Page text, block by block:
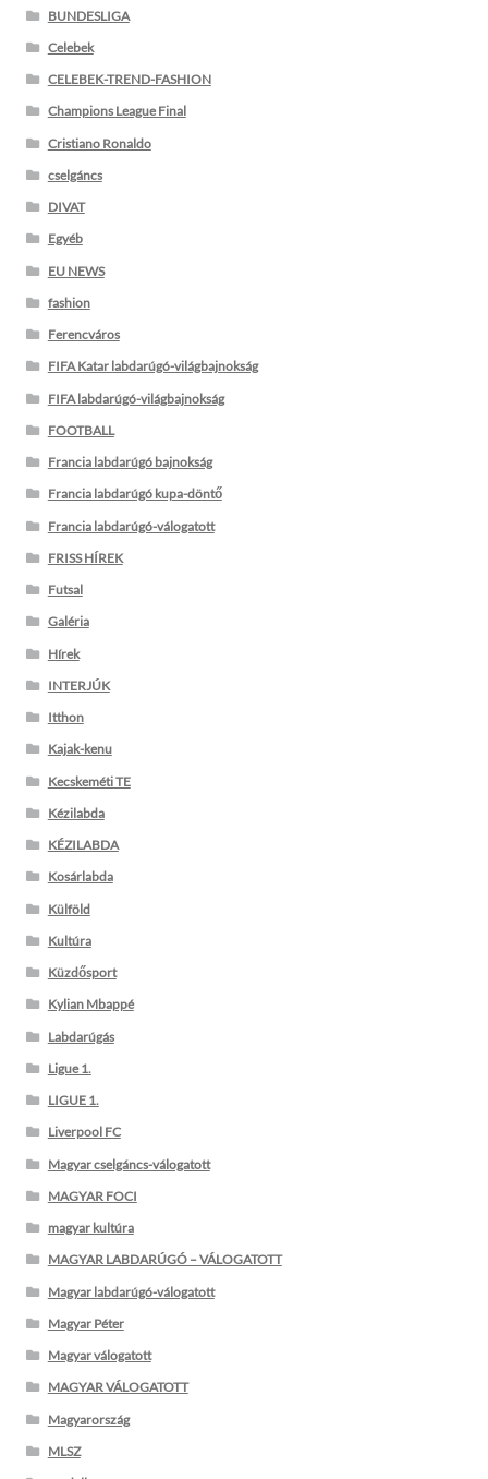
BUNDESLIGA
Celebek
CELEBEK-TREND-FASHION
Champions League Final
Cristiano Ronaldo
cselgáncs
DIVAT
Egyéb
EU NEWS
fashion
Ferencváros
FIFA Katar labdarúgó-világbajnokság
FIFA labdarúgó-világbajnokság
FOOTBALL
Francia labdarúgó bajnokság
Francia labdarúgó kupa-döntő
Francia labdarúgó-válogatott
FRISS HÍREK
Futsal
Galéria
Hírek
INTERJÚK
Itthon
Kajak-kenu
Kecskeméti TE
Kézilabda
KÉZILABDA
Kosárlabda
Külföld
Kultúra
Küzdősport
Kylian Mbappé
Labdarúgás
Ligue 1.
LIGUE 1.
Liverpool FC
Magyar cselgáncs-válogatott
MAGYAR FOCI
magyar kultúra
MAGYAR LABDARÚGÓ – VÁLOGATOTT
Magyar labdarúgó-válogatott
Magyar Péter
Magyar válogatott
MAGYAR VÁLOGATOTT
Magyarország
MLSZ